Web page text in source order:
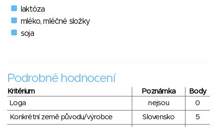
laktóza
mléko, mléčné složky
soja
Podrobné hodnocení
Kritérium Poznámka
Body
Loga
nejsou
0
Konkrétní země původu/výrobce
Slovensko 5